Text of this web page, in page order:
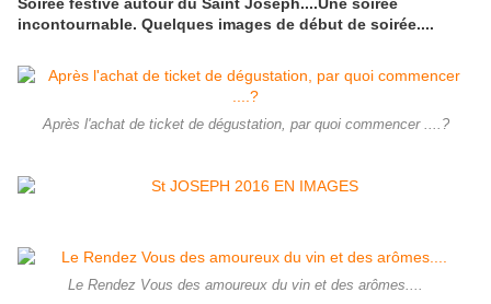
incontournable. Quelques images de début de soirée....
Après l'achat de ticket de dégustation, par quoi commencer ....?
Le Rendez Vous des amoureux du vin et des arômes....